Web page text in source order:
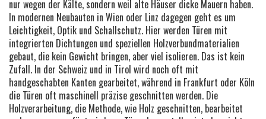
nur wegen der Kälte, sondern weil alte Häuser dicke Mauern haben.
In modernen Neubauten in Wien oder Linz dagegen geht es um
Leichtigkeit, Optik und Schallschutz. Hier werden Türen mit
integrierten Dichtungen und speziellen Holzverbundmaterialien
gebaut, die kein Gewicht bringen, aber viel isolieren. Das ist kein
Zufall. In der Schweiz und in Tirol wird noch oft mit
handgeschabten Kanten gearbeitet, während in Frankfurt oder Köln
die Türen oft maschinell präzise geschnitten werden. Die
Holzverarbeitung, die Methode, wie Holz geschnitten, bearbeitet